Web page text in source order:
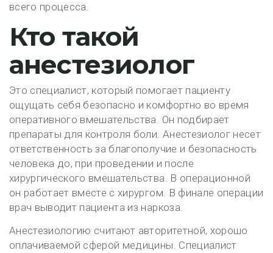
всего процесса.
Кто такой
анестезиолог
Это специалист, который помогает пациенту
ощущать себя безопасно и комфортно во время
оперативного вмешательства. Он подбирает
препараты для контроля боли. Анестезиолог несет
ответственность за благополучие и безопасность
человека до, при проведении и после
хирургического вмешательства. В операционной
он работает вместе с хирургом. В финале операции
врач выводит пациента из наркоза.
Анестезиологию считают авторитетной, хорошо
оплачиваемой сферой медицины. Специалист